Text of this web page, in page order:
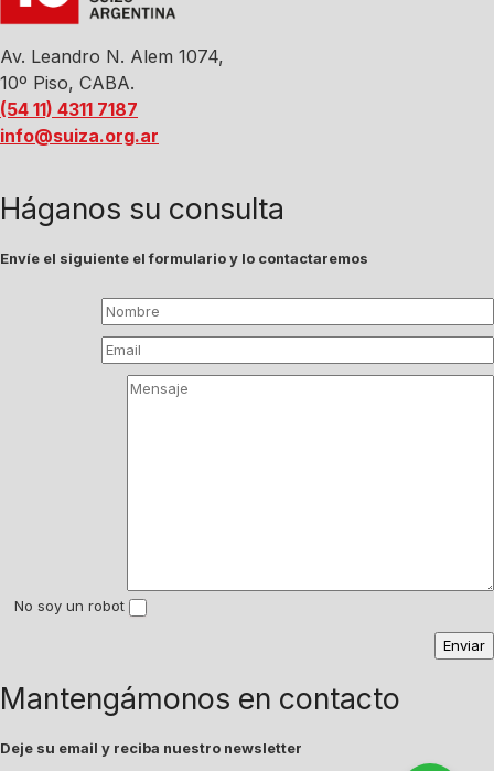
Av. Leandro N. Alem 1074,
10º Piso, CABA.
(54 11) 4311 7187
info@suiza.org.ar
Háganos su consulta
Envíe el siguiente el formulario y lo contactaremos
No soy un robot
Mantengámonos en contacto
Deje su email y reciba nuestro newsletter